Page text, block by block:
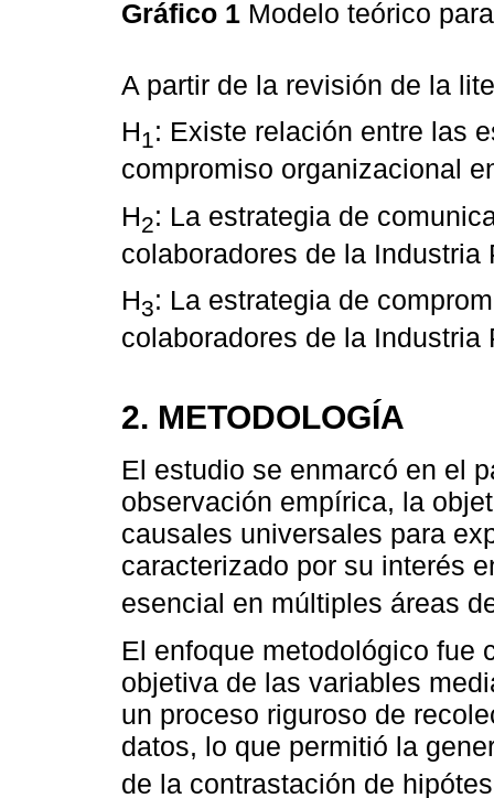
Gráfico 1 Modelo teórico
A partir de la revisión de la
H1: Existe relación entre las
compromiso organizacional
H2: La estrategia de
colaboradores de la Industria
H3: La estrategia de
colaboradores de la Industria
2. METODOLOGÍA
El estudio se enmarcó en el
observación empírica, la
causales universales para
caracterizado por su interés
esencial en múltiples áreas
El enfoque metodológico fue
objetiva de las variables
un proceso riguroso de
datos, lo que permitió la
de la contrastación de